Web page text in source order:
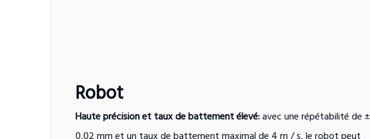
Robot
Haute précision et taux de battement élevé:avec une répétabilité de ±